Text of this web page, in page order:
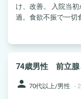
け、改善。 入院当
過。食欲不振で一切
74歳男性 前立腺
person 70代以上/男性 -